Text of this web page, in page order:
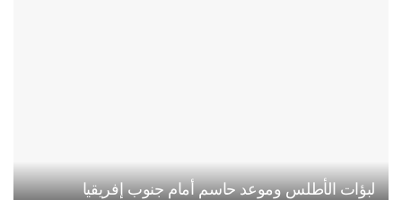
لبؤات الأطلس وموعد حاسم أمام جنوب إفريقيا